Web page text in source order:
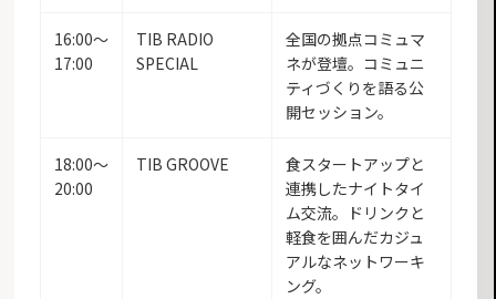
16:00〜
17:00
TIB RADIO
SPECIAL
全国の拠点コミュマ
ネが登壇。コミュニ
ティづくりを語る公
開セッション。
18:00〜
20:00
TIB GROOVE
食スタートアップと
連携したナイトタイ
ム交流。ドリンクと
軽食を囲んだカジュ
アルなネットワーキ
ング。